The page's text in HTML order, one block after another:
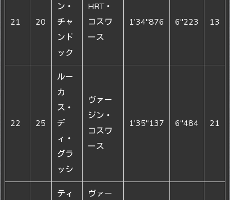
21 20
ン・
チャ
ンド
ック
HRT・
コスワ
ース
1’34"876 6"223 13
22 25
ルー
カ
ス・
デ
ィ・
グラ
ッシ
ヴァー
ジン・
コスワ
ース
1’35"137 6"484 21
ティ
ヴァー